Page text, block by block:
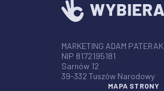
MARKETING ADAM PATERAK
NIP 8172195181
Sarnów 12
39-332 Tuszów Narodowy
MAPA STRONY